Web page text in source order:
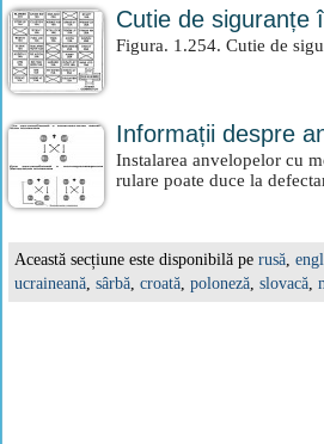
Cutie de siguranțe
Figura. 1.254. Cutie de
Informații despre
Instalarea anvelopelor cu
rulare poate duce la
Această secțiune este disponibilă pe rusă,
ucraineană, sârbă, croată, poloneză, slovacă,